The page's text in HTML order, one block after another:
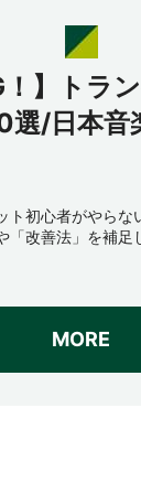
！】トラ
選/日本音
ト初心者がやら
改善法」を補足
MORE